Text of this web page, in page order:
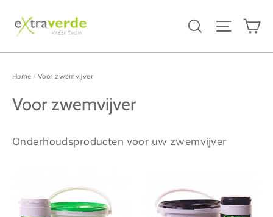
verder
Zoeken Site
Home / Voor zwemvijver
Voor zwemvijver
Onderhoudsproducten voor uw zwemvijver